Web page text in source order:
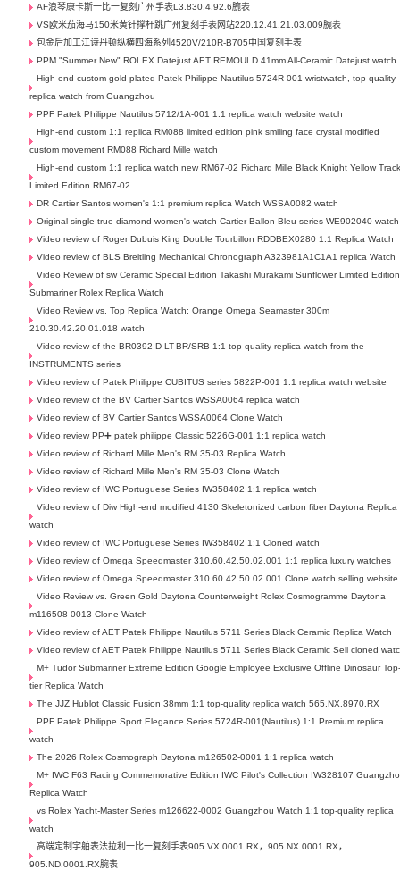
AF浪琴康卡斯一比一复刻广州手表L3.830.4.92.6腕表
VS欧米茄海马150米黄针撑杆跳广州复刻手表网站220.12.41.21.03.009腕表
包金后加工江诗丹顿纵横四海系列4520V/210R-B705中国复刻手表
PPM "Summer New" ROLEX Datejust AET REMOULD 41mm All-Ceramic Datejust watch
High-end custom gold-plated Patek Philippe Nautilus 5724R-001 wristwatch, top-quality
replica watch from Guangzhou
PPF Patek Philippe Nautilus 5712/1A-001 1:1 replica watch website watch
High-end custom 1:1 replica RM088 limited edition pink smiling face crystal modified
custom movement RM088 Richard Mille watch
High-end custom 1:1 replica watch new RM67-02 Richard Mille Black Knight Yellow
Limited Edition RM67-02
DR Cartier Santos women's 1:1 premium replica Watch WSSA0082 watch
Original single true diamond women's watch Cartier Ballon Bleu series WE902040 watch
Video review of Roger Dubuis King Double Tourbillon RDDBEX0280 1:1 Replica Watch
Video review of BLS Breitling Mechanical Chronograph A323981A1C1A1 replica Watch
Video Review of sw Ceramic Special Edition Takashi Murakami Sunflower Limited Edition
Submariner Rolex Replica Watch
Video Review vs. Top Replica Watch: Orange Omega Seamaster 300m
210.30.42.20.01.018 watch
Video review of the BR0392-D-LT-BR/SRB 1:1 top-quality replica watch from the
INSTRUMENTS series
Video review of Patek Philippe CUBITUS series 5822P-001 1:1 replica watch website
Video review of the BV Cartier Santos WSSA0064 replica watch
Video review of BV Cartier Santos WSSA0064 Clone Watch
Video review PP➕ patek philippe Classic 5226G-001 1:1 replica watch
Video review of Richard Mille Men's RM 35-03 Replica Watch
Video review of Richard Mille Men's RM 35-03 Clone Watch
Video review of IWC Portuguese Series IW358402 1:1 replica watch
Video review of Diw High-end modified 4130 Skeletonized carbon fiber Daytona Replica
watch
Video review of IWC Portuguese Series IW358402 1:1 Cloned watch
Video review of Omega Speedmaster 310.60.42.50.02.001 1:1 replica luxury watches
Video review of Omega Speedmaster 310.60.42.50.02.001 Clone watch selling website
Video Review vs. Green Gold Daytona Counterweight Rolex Cosmogramme Daytona
m116508-0013 Clone Watch
Video review of AET Patek Philippe Nautilus 5711 Series Black Ceramic Replica Watch
Video review of AET Patek Philippe Nautilus 5711 Series Black Ceramic Sell cloned
M+ Tudor Submariner Extreme Edition Google Employee Exclusive Offline Dinosaur
tier Replica Watch
The JJZ Hublot Classic Fusion 38mm 1:1 top-quality replica watch 565.NX.8970.RX
PPF Patek Philippe Sport Elegance Series 5724R-001(Nautilus) 1:1 Premium replica
watch
The 2026 Rolex Cosmograph Daytona m126502-0001 1:1 replica watch
M+ IWC F63 Racing Commemorative Edition IWC Pilot's Collection IW328107
Replica Watch
vs Rolex Yacht-Master Series m126622-0002 Guangzhou Watch 1:1 top-quality replica
watch
高端定制宇舶表法拉利一比一复刻手表905.VX.0001.RX，905.NX.0001.RX，
905.ND.0001.RX腕表